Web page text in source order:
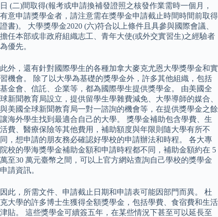
日 (二)間取得(報考或申請換補發證照之核發作業需時一個月，
有意申請獎學金者，請注意需在獎學金申請截止時間時間前取得
證書)。 大學獎學金2020 (六)符合以上條件且具參與國際會議、
擔任本部或非政府組織志工、青年大使(或外交實習生)之經驗者
為優先。
此外，還有針對國際學生的各種加拿大麥克尤恩大學獎學金和實
習機會。 除了以大學為基礎的獎學金外，許多其他組織，包括
基金會、信託、企業等，都為國際學生提供獎學金。 由美國全
球新聞教育局設立，提供留學生學雜費減免、大學導師的媒合、
與美國全球新聞教育局一對一諮詢的機會等，在提供獎學金之餘
讓海外學生找到最適合自己的大學。 獎學金補助包含學費、生
活費、醫療保險等其他費用，補助額度與年限則隨大學有所不
同，想申請的朋友務必確認好學校的申請辦法和時程。 各大專
院校的學海獎學金補助金額和申請時程都不同，補助金額約在 5
萬至30 萬元臺幣之間，可以上官方網站查詢自己學校的獎學金
申請資訊。
因此，所需文件、申請截止日期和申請表可能因部門而異。 杜
克大學的許多博士生獲得全額獎學金，包括學費、食宿費和生活
津貼。 這些獎學金可續簽五年，在某些情況下甚至可以延長至